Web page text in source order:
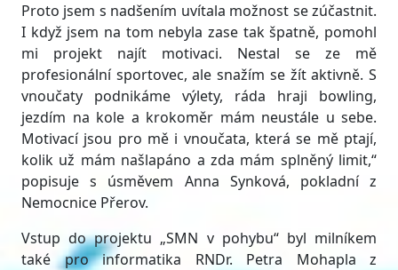
Proto jsem s nadšením uvítala možnost se zúčastnit.
I když jsem na tom nebyla zase tak špatně, pomohl
mi projekt najít motivaci. Nestal se ze mě
profesionální sportovec, ale snažím se žít aktivně. S
vnoučaty podnikáme výlety, ráda hraji bowling,
jezdím na kole a krokoměr mám neustále u sebe.
Motivací jsou pro mě i vnoučata, která se mě ptají,
kolik už mám našlapáno a zda mám splněný limit,“
popisuje s úsměvem Anna Synková, pokladní z
Nemocnice Přerov.
Vstup do projektu „SMN v pohybu“ byl milníkem
také pro informatika RNDr. Petra Mohapla z